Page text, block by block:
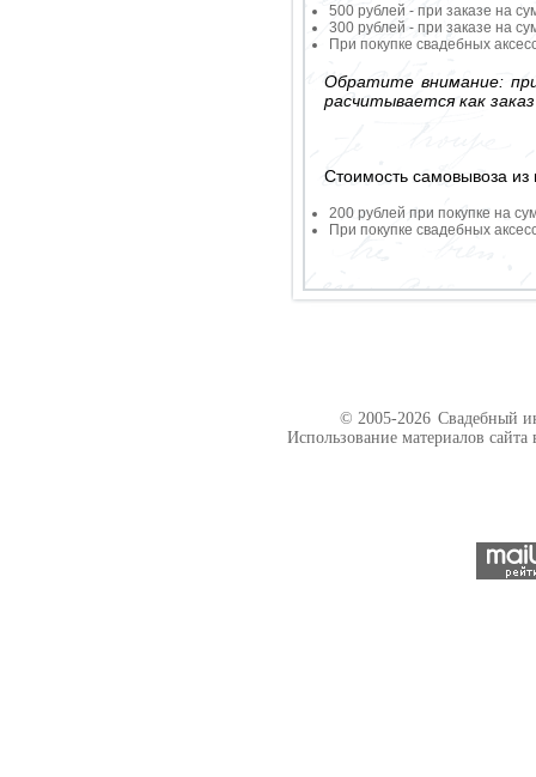
500 рублей - при заказе на
300 рублей - при заказе на
При покупке свадебных
Обратите внимание:
расчитывается как
Стоимость самовывоза из
200 рублей при покупке на
При покупке свадебных
© 2005-2026 Свадебный
Использование материалов